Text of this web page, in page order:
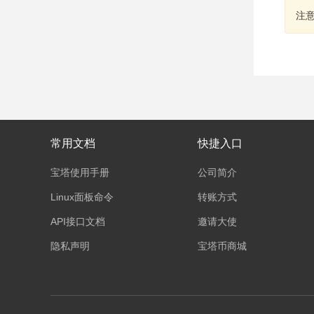
注
常用文档
宝塔使用手册
Linux面板命令
API接口文档
隐私声明
快捷入口
公司简介
转账方式
邀请大使
宝塔币商城